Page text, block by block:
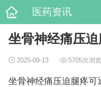
医药资讯
坐骨神经痛压
2025-09-13 5705次浏览
坐骨神经痛压迫腿疼